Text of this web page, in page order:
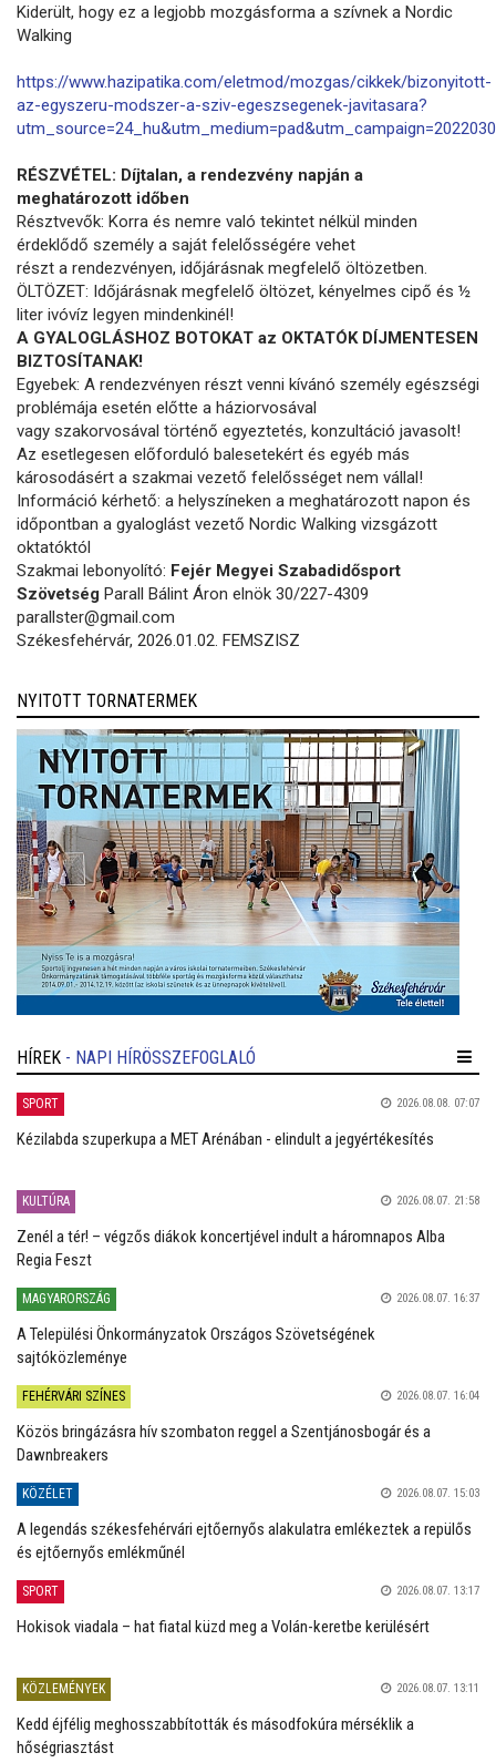
Kiderült, hogy ez a legjobb mozgásforma a szívnek a Nordic
Walking
https://www.hazipatika.com/eletmod/mozgas/cikkek/bizonyitott-
az-egyszeru-modszer-a-sziv-egeszsegenek-javitasara?
RÉSZVÉTEL: Díjtalan, a rendezvény napján a
meghatározott időben
Résztvevők: Korra és nemre való tekintet nélkül minden
érdeklődő személy a saját felelősségére vehet
részt a rendezvényen, időjárásnak megfelelő öltözetben.
ÖLTÖZET: Időjárásnak megfelelő öltözet, kényelmes cipő és ½
liter ivóvíz legyen mindenkinél!
A GYALOGLÁSHOZ BOTOKAT az OKTATÓK DÍJMENTESEN
BIZTOSÍTANAK!
Egyebek: A rendezvényen részt venni kívánó személy egészségi
problémája esetén előtte a háziorvosával
vagy szakorvosával történő egyeztetés, konzultáció javasolt!
Az esetlegesen előforduló balesetekért és egyéb más
károsodásért a szakmai vezető felelősséget nem vállal!
Információ kérhető: a helyszíneken a meghatározott napon és
időpontban a gyaloglást vezető Nordic Walking vizsgázott
oktatóktól
Szakmai lebonyolító: Fejér Megyei Szabadidősport
Szövetség Parall Bálint Áron elnök 30/227-4309
parallster@gmail.com
Székesfehérvár, 2026.01.02. FEMSZISZ
NYITOTT TORNATERMEK
HÍREK - NAPI HÍRÖSSZEFOGLALÓ
SPORT 2026.08.08. 07:07
Kézilabda szuperkupa a MET Arénában - elindult a jegyértékesítés
KULTÚRA 2026.08.07. 21:58
Zenél a tér! – végzős diákok koncertjével indult a háromnapos Alba
Regia Feszt
MAGYARORSZÁG 2026.08.07. 16:37
A Települési Önkormányzatok Országos Szövetségének
sajtóközleménye
FEHÉRVÁRI SZÍNES 2026.08.07. 16:04
Közös bringázásra hív szombaton reggel a Szentjánosbogár és a
Dawnbreakers
KÖZÉLET 2026.08.07. 15:03
A legendás székesfehérvári ejtőernyős alakulatra emlékeztek a repülős
és ejtőernyős emlékműnél
SPORT 2026.08.07. 13:17
Hokisok viadala – hat fiatal küzd meg a Volán-keretbe kerülésért
KÖZLEMÉNYEK 2026.08.07. 13:11
Kedd éjfélig meghosszabbították és másodfokúra mérséklik a
hőségriasztást